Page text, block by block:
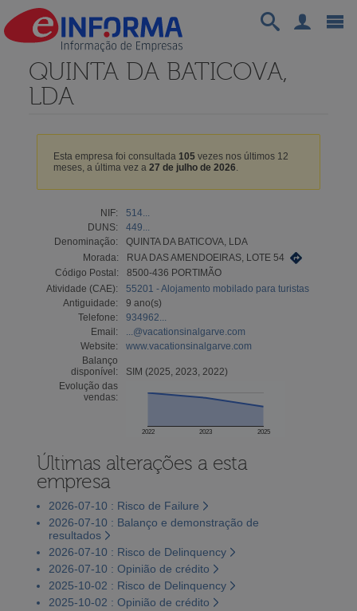
QUINTA DA BATICOVA,
LDA
Esta empresa foi consultada 105vezes nos últimos 12
meses, a última vez a 27 de julho de 2026.
NIF:
514...
DUNS:
449...
Denominação:
QUINTA DA BATICOVA, LDA
Morada:
RUA DAS AMENDOEIRAS, LOTE 54
Código Postal:
8500-436 PORTIMÃO
Atividade (CAE):
55201 - Alojamento mobilado para turistas
Antiguidade:
9 ano(s)
Telefone:
934962...
Email:
...@vacationsinalgarve.com
Website:
www.vacationsinalgarve.com
Balanço
disponível:
SIM (2025, 2023, 2022)
Evolução das
vendas:
2022 2023 2025
Últimas alterações a esta
empresa
2026-07-10 : Risco de Failure
2026-07-10 : Balanço e demonstração de
resultados
2026-07-10 : Risco de Delinquency
2026-07-10 : Opinião de crédito
2025-10-02 : Risco de Delinquency
2025-10-02 : Opinião de crédito